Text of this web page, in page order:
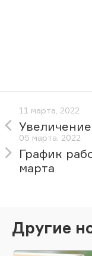
11 марта, 2022
05 марта, 2022
График
марта
Другие